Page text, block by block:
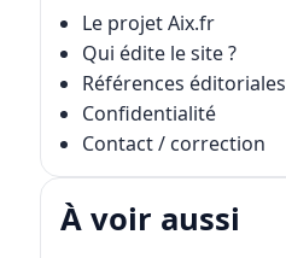
Le projet Aix.fr
Qui édite le site ?
Références éditoriales
Confidentialité
Contact / correction
À voir aussi